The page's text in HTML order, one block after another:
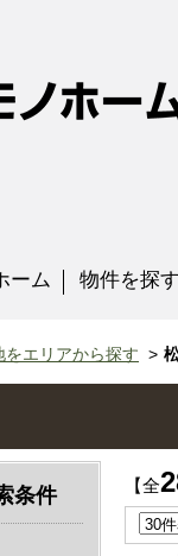
ーム 物件を探す
をエリアから探す
【全
条件